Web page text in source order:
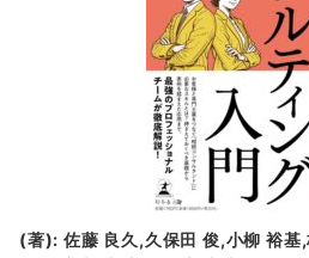
(著): 佐藤 良久,久保田 俊,小柳 裕基